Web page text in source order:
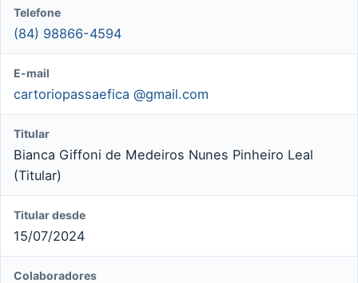
Telefone
(84) 98866-4594
E-mail
cartoriopassaefica @gmail.com
Titular
Bianca Giffoni de Medeiros Nunes Pinheiro Leal
(Titular)
Titular desde
15/07/2024
Colaboradores